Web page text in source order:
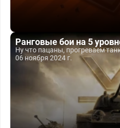
Ранговые бои на 5
Ну что пацаны, прогреваем
06 ноября 2024 г.